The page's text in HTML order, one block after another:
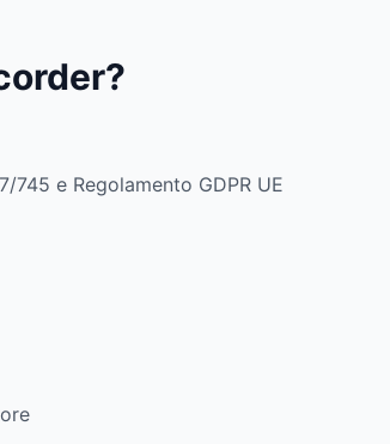
745 e Regolamento GDPR UE